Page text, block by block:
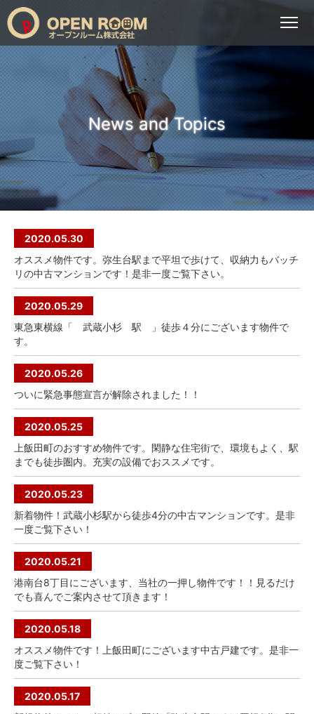
News and Topics
2020.05.30
オススメ物件です。弥生台駅まで平坦で歩けて、収納力もバッチ
リの中古マンションです！是非一度ご覧下さい。
2020.05.29
東急東横線「 武蔵小杉 駅 」徒歩４分にございます物件で
す。
2020.05.26
ついに緊急事態宣言が解除されました！！
2020.05.25
上飯田町のおすすめ物件です。閑静な住宅街で、環境もよく、駅
までも徒歩圏内。充実の設備でおススメです。
2020.05.23
新着物件！武蔵小杉駅から徒歩4分の中古マンションです。是非
一度ご覧下さい！
2020.05.21
港南台8丁目にございます、当社の一押し物件です！！見るだけ
でも喜んでご案内させて頂きます！
2020.05.18
オススメ物件です！上飯田町にございます中古戸建です。是非一
度ご覧下さい！
2020.05.17